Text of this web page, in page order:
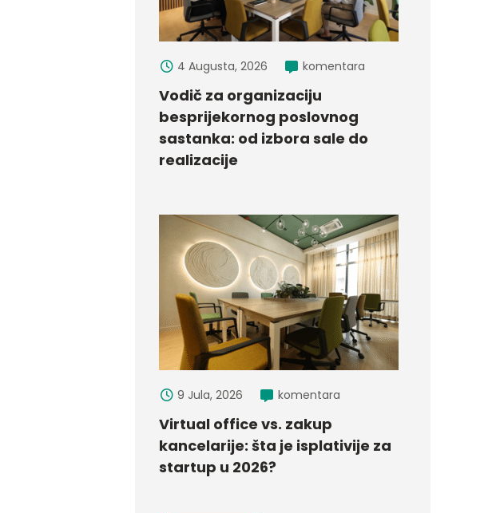
4 Augusta, 2026 komentara
Vodič za organizaciju
besprijekornog poslovnog
sastanka: od izbora sale do
realizacije
9 Jula, 2026 komentara
Virtual office vs. zakup
kancelarije: šta je isplativije za
startup u 2026?